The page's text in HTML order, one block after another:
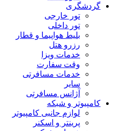
گردشگری
تور خارجی
تور داخلی
بلیط هواپیما و قطار
رزرو هتل
خدمات ویزا
وقت سفارت
خدمات مسافرتی
سایر
آژانس مسافرتی
کامپیوتر و شبکه
لوازم جانبی کامپیوتر
پرینتر و اسکنر